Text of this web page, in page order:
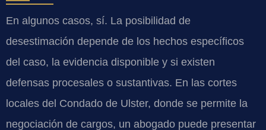
En algunos casos, sí. La posibilidad de
desestimación depende de los hechos específicos
del caso, la evidencia disponible y si existen
defensas procesales o sustantivas. En las cortes
locales del Condado de Ulster, donde se permite la
negociación de cargos, un abogado puede presentar